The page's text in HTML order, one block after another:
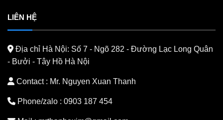
LIÊN HỆ
Địa chỉ Hà Nội: Số 7 - Ngõ 282 - Đường Lạc Long Quân
- Bưởi - Tây Hồ Hà Nội
Contact : Mr. Nguyen Xuan Thanh
Phone/zalo : 0903 187 454